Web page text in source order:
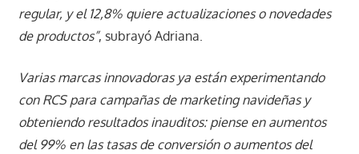
regular, y el 12,8% quiere actualizaciones o novedades
de productos”, subrayó Adriana.
Varias marcas innovadoras ya están experimentando
con RCS para campañas de marketing navideñas y
obteniendo resultados inauditos: piense en aumentos
del 99% en las tasas de conversión o aumentos del